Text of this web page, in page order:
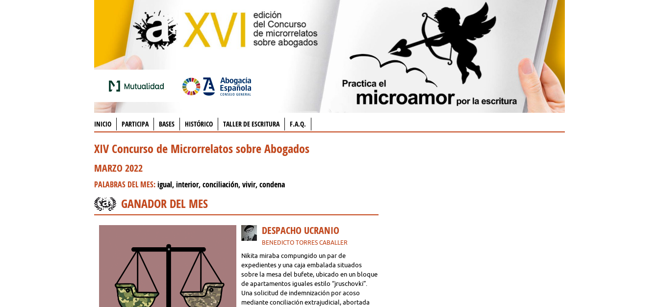
INICIO PARTICIPA BASES HISTÓRICO TALLER DE ESCRITURA F.A.Q.
XIV Concurso de Microrrelatos sobre Abogados
MARZO 2022
PALABRAS DEL MES:igual, interior, conciliación, vivir, condena
GANADOR DEL MES
DESPACHO UCRANIO
BENEDICTO TORRES CABALLER
Nikita miraba compungido un par de
expedientes y una caja embalada situados
sobre la mesa del bufete, ubicado en un bloque
de apartamentos iguales estilo “jruschovki”.
Una solicitud de indemnización por acoso
mediante conciliación extrajudicial, abortada